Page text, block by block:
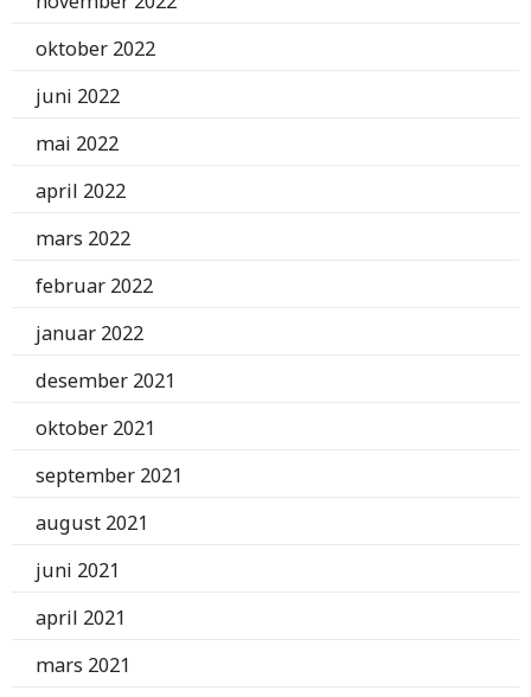
oktober 2022
juni 2022
mai 2022
april 2022
mars 2022
februar 2022
januar 2022
desember 2021
oktober 2021
september 2021
august 2021
juni 2021
april 2021
mars 2021